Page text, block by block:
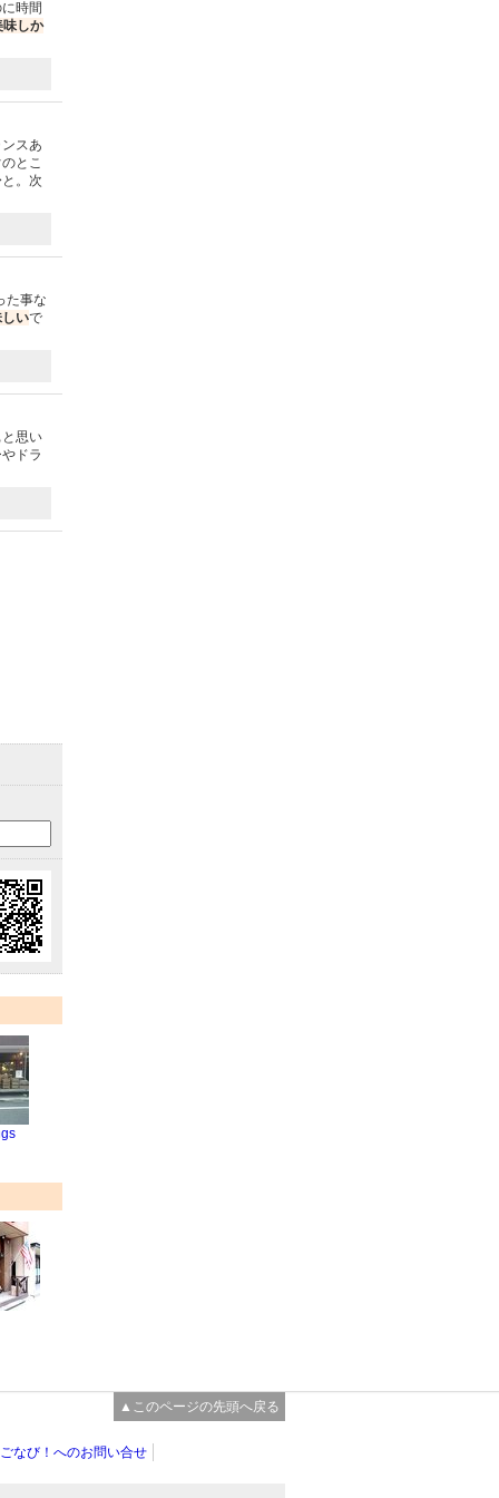
時間
味しか
スあ
とこ
。次
た事な
いで
思い
ドラ
▲このページの先頭へ戻る
なび！へのお問い合せ